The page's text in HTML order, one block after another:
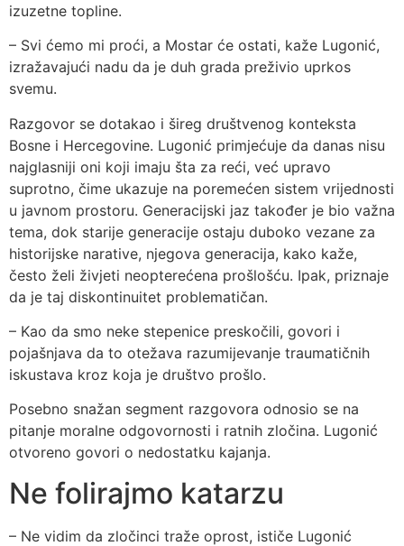
izuzetne topline.
– Svi ćemo mi proći, a Mostar će ostati, kaže Lugonić,
izražavajući nadu da je duh grada preživio uprkos
svemu.
Razgovor se dotakao i šireg društvenog konteksta
Bosne i Hercegovine. Lugonić primjećuje da danas nisu
najglasniji oni koji imaju šta za reći, već upravo
suprotno, čime ukazuje na poremećen sistem vrijednosti
u javnom prostoru. Generacijski jaz također je bio važna
tema, dok starije generacije ostaju duboko vezane za
historijske narative, njegova generacija, kako kaže,
često želi živjeti neopterećena prošlošću. Ipak, priznaje
da je taj diskontinuitet problematičan.
– Kao da smo neke stepenice preskočili, govori i
pojašnjava da to otežava razumijevanje traumatičnih
iskustava kroz koja je društvo prošlo.
Posebno snažan segment razgovora odnosio se na
pitanje moralne odgovornosti i ratnih zločina. Lugonić
otvoreno govori o nedostatku kajanja.
Ne folirajmo katarzu
– Ne vidim da zločinci traže oprost, ističe Lugonić